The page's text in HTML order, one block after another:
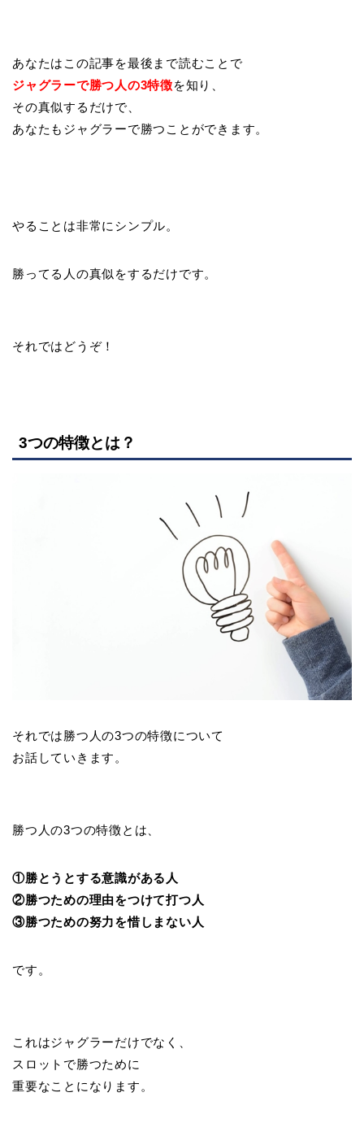
あなたはこの記事を最後まで読むことで
ジャグラーで勝つ人の3特徴を知り、
その真似するだけで、
あなたもジャグラーで勝つことができます。
やることは非常にシンプル。
勝ってる人の真似をするだけです。
それではどうぞ！
3つの特徴とは？
それでは勝つ人の3つの特徴について
お話していきます。
勝つ人の3つの特徴とは、
①勝とうとする意識がある人
②勝つための理由をつけて打つ人
③勝つための努力を惜しまない人
です。
これはジャグラーだけでなく、
スロットで勝つために
重要なことになります。